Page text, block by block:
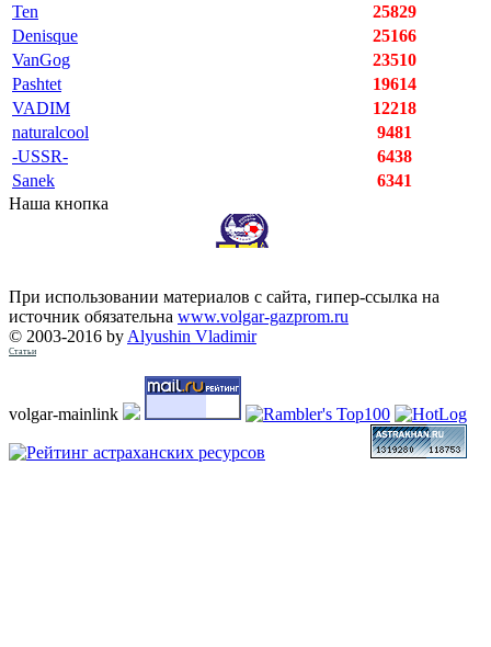
Ten
25829
Denisque
25166
VanGog
23510
Pashtet
19614
VADIM
12218
naturalcool
9481
-USSR-
6438
Sanek
6341
Наша кнопка
При использовании материалов с сайта, гипер-ссылка на
источник обязательна www.volgar-gazprom.ru
© 2003-2016 by Alyushin Vladimir
Статьи
volgar-mainlink